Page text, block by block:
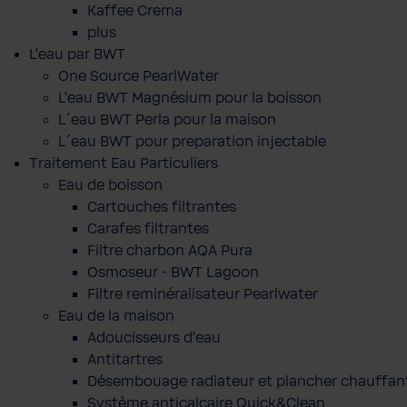
Kaffee Crema
plus
L'eau par BWT
One Source PearlWater
L’eau BWT Magnésium pour la boisson
L´eau BWT Perla pour la maison
L´eau BWT pour preparation injectable
Traitement Eau Particuliers
Eau de boisson
Cartouches filtrantes
Carafes filtrantes
Filtre charbon AQA Pura
Osmoseur - BWT Lagoon
Filtre reminéralisateur Pearlwater
Eau de la maison
Adoucisseurs d'eau
Antitartres
Désembouage radiateur et plancher
Système anticalcaire Quick&Clean